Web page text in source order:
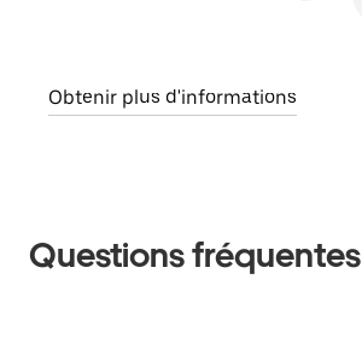
Obtenir plus d'informations
Questions fréquentes